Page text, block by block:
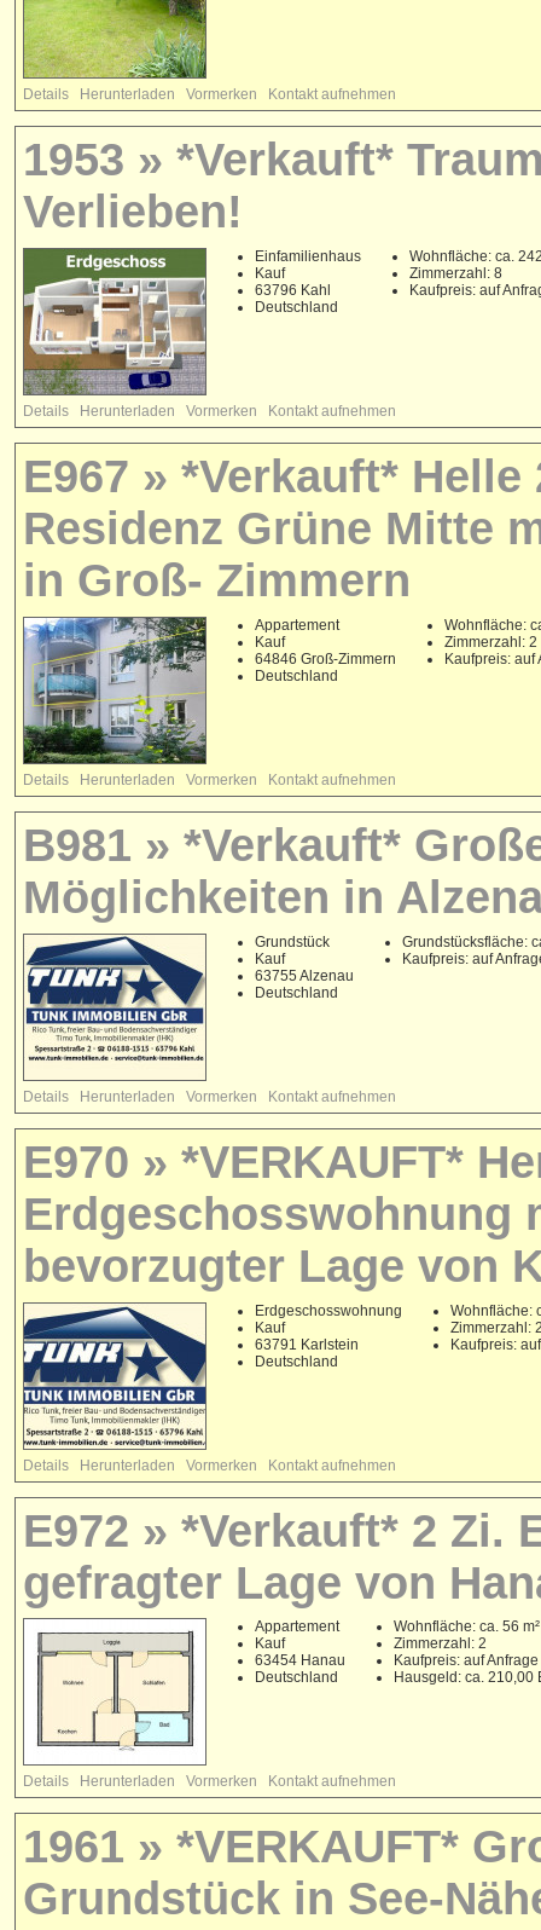
Details Herunterladen Vormerken Kontakt aufnehmen
1953 » *Verkauft*
Verlieben!
Einfamilienhaus
Kauf
63796 Kahl
Deutschland
Wohnfläche: ca.
Zimmerzahl: 8
Kaufpreis: auf
Details Herunterladen Vormerken Kontakt aufnehmen
E967 » *Verkauft*
Residenz Grüne Mitte
in Groß- Zimmern
Appartement
Kauf
64846 Groß-Zimmern
Deutschland
Wohnfläche:
Zimmerzahl: 2
Kaufpreis: auf
Details Herunterladen Vormerken Kontakt aufnehmen
B981 » *Verkauft*
Möglichkeiten in
Grundstück
Kauf
63755 Alzenau
Deutschland
Grundstücksfläche:
Kaufpreis: auf
Details Herunterladen Vormerken Kontakt aufnehmen
E970 » *VERKAUFT*
Erdgeschosswohnung
bevorzugter Lage von
Erdgeschosswohnung
Kauf
63791 Karlstein
Deutschland
Wohnfläche:
Zimmerzahl:
Kaufpreis:
Details Herunterladen Vormerken Kontakt aufnehmen
E972 » *Verkauft* 2 Zi.
gefragter Lage von
Appartement
Kauf
63454 Hanau
Deutschland
Wohnfläche: ca. 56 m²
Zimmerzahl: 2
Kaufpreis: auf Anfrage
Hausgeld: ca. 210,00
Details Herunterladen Vormerken Kontakt aufnehmen
1961 » *VERKAUFT*
Grundstück in See-